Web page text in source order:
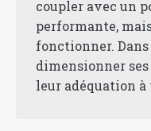
coupler avec un
performante,
fonctionner.
dimensionner
leur adéquation